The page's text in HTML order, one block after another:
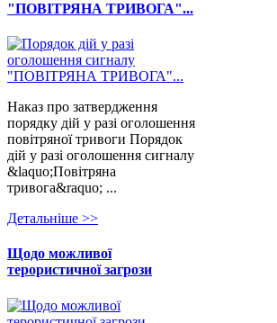
"ПОВІТРЯНА ТРИВОГА"...
Наказ про затвердження
порядку дій у разі оголошення
повітряної тривоги Порядок
дій у разі оголошення сигналу
&laquo;Повітряна
тривога&raquo; ...
Детальнiше >>
Щодо можливої
терористичної загрози